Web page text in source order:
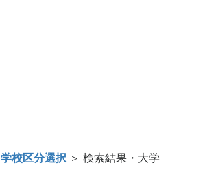
学校区分選択 ＞ 検索結果・大学